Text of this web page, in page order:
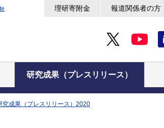
理研寄附金 報道関係者の方
研究成果（プレスリリース）
究成果（プレスリリース）2020